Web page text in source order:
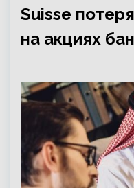
Suisse
на акциях